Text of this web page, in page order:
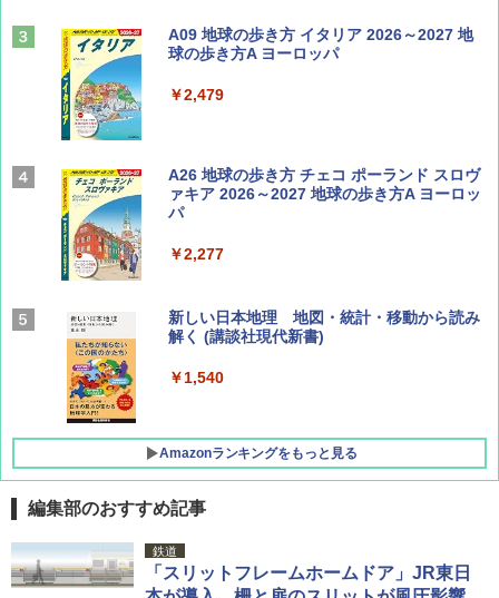
山と溪谷 2026年8月号「南アルプス大全」
Coyote No.89 特集 星野道夫 夢見る旅
￥1,540
AIRLINE（エアライン）2026年9月号【特
集】ボーイング110周年を祝して！
￥1,760
A09 地球の歩き方 イタリア 2026～2027 地
球の歩き方A ヨーロッパ
￥2,479
A26 地球の歩き方 チェコ ポーランド スロヴ
ァキア 2026～2027 地球の歩き方A ヨーロッ
パ
￥2,277
新しい日本地理 地図・統計・移動から読み
解く (講談社現代新書)
￥1,540
Amazonランキングをもっと見る
[キャンパーズコレクション 山善] ポップアッ
プテント 傘みたいに広げて畳める パッとサ
ッとサンシェード キューブ フルクローズ メ
DEWEL パラソル 大型 ビーチ アウトドアパ
ラソル ガーデン サイトシート付 折りたたみ
防水 UVカット 4段階高さ調整 軽量 収納袋付
編集部のおすすめ記事
鉄道
「スリットフレームホームドア」JR東日